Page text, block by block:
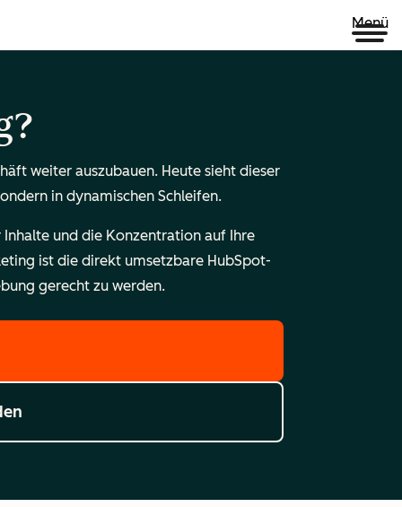
Menü
weiter auszubauen. Heute sieht dieser
in dynamischen Schleifen.
und die Konzentration auf Ihre
ist die direkt umsetzbare HubSpot-
gerecht zu werden.